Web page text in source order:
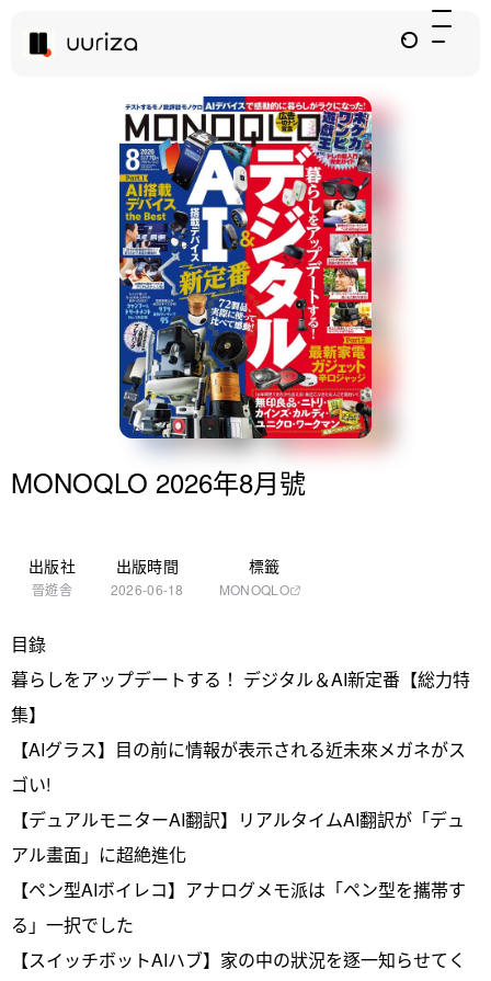
MONOQLO 2026年8月號
出版社
晉遊舎
出版時間
2026-06-18
標籤
MONOQLO
目錄
暮らしをアップデートする！ デジタル＆AI新定番【総力特
集】
【AIグラス】目の前に情報が表示される近未來メガネがス
ゴい!
【デュアルモニターAI翻訳】リアルタイムAI翻訳が「デュ
アル畫面」に超絶進化
【ペン型AIボイレコ】アナログメモ派は「ペン型を攜帯す
る」一択でした
【スイッチボットAIハブ】家の中の狀況を逐一知らせてく